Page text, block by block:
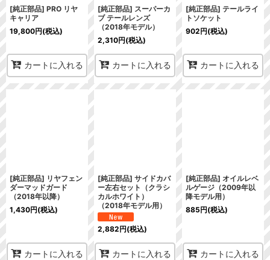
[純正部品] PRO リヤ
キャリア
19,800円(税込)
カートに入れる
[純正部品] スーパーカ
ブ テールレンズ
（2018年モデル）
2,310円(税込)
カートに入れる
[純正部品] テールライ
トソケット
902円(税込)
カートに入れる
[純正部品] リヤフェン
ダーマッドガード
（2018年以降）
1,430円(税込)
カートに入れる
[純正部品] サイドカバ
ー左右セット（クラシ
カルホワイト）
（2018年モデル用）
2,882円(税込)
カートに入れる
[純正部品] オイルレベ
ルゲージ（2009年以
降モデル用）
885円(税込)
カートに入れる